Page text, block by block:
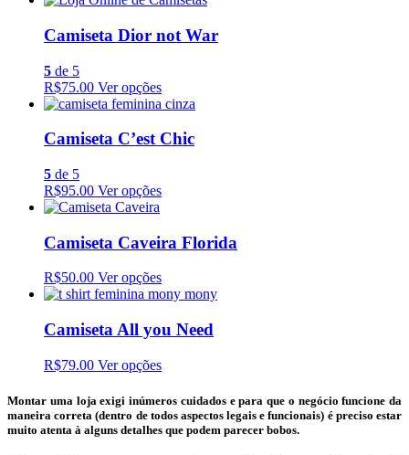
Camiseta Dior not War
5 de 5
R$75.00 Ver opções
Camiseta C’est Chic
5 de 5
R$95.00 Ver opções
Camiseta Caveira Florida
R$50.00 Ver opções
Camiseta All you Need
R$79.00 Ver opções
Montar uma loja exigi inúmeros cuidados e para que o negócio funcione da
maneira correta (dentro de todos aspectos legais e funcionais) é preciso estar
muito atenta à alguns detalhes que podem parecer bobos.